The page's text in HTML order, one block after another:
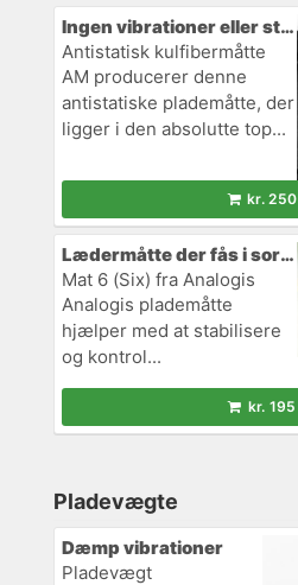
Ingen vibrationer eller støv
Antistatisk kulfibermåtte
AM producerer denne
antistatiske plademåtte, der
ligger i den absolutte top...
kr. 250
Lædermåtte der fås i sort og rød
Mat 6 (Six) fra Analogis
Analogis plademåtte
hjælper med at stabilisere
og kontrol...
kr. 195
Pladevægte
Dæmp vibrationer
Pladevægt